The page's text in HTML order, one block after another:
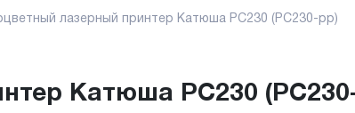
лазерный принтер Катюша PC230 (PC230-pp)
Катюша PC230